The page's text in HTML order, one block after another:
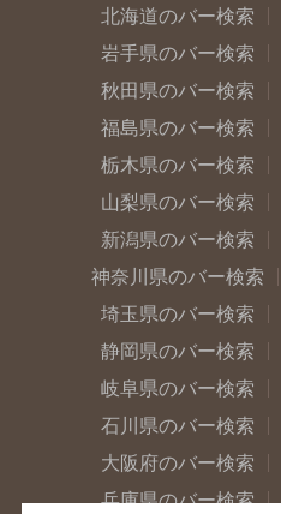
北海道のバー検索
岩手県のバー検索
秋田県のバー検索
福島県のバー検索
栃木県のバー検索
山梨県のバー検索
新潟県のバー検索
神奈川県のバー検索
埼玉県のバー検索
静岡県のバー検索
岐阜県のバー検索
石川県のバー検索
大阪府のバー検索
兵庫県のバー検索